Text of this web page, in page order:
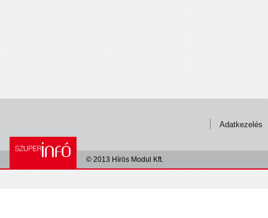
Adatkezelés
© 2013 Hírös Modul Kft.